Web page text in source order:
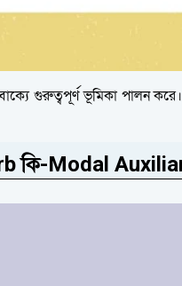
গুরুত্বপূর্ণ ভূমিকা পালন
কি-Modal